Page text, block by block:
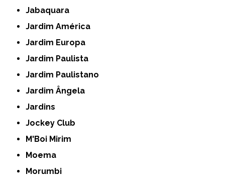
Jabaquara
Jardim América
Jardim Europa
Jardim Paulista
Jardim Paulistano
Jardim Ângela
Jardins
Jockey Club
M'Boi Mirim
Moema
Morumbi